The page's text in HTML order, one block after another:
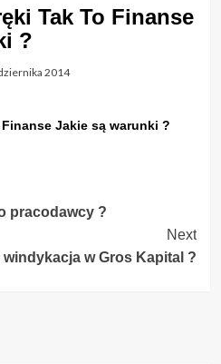
Tak To Finanse
?
2014
Jakie są warunki ?
pracodawcy ?
Next
w Gros Kapital ?